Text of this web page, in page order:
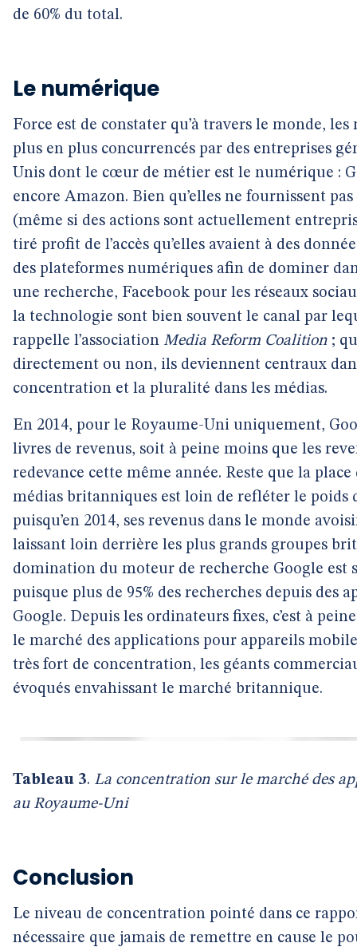
de 60% du total.
Le numérique
Force est de constater qu’à travers le monde,
plus en plus concurrencés par des entreprises
Unis dont le cœur de métier est le numérique :
encore Amazon. Bien qu’elles ne fournissent
(même si des actions sont actuellement
tiré profit de l’accès qu’elles avaient à des
des plateformes numériques afin de dominer
une recherche, Facebook pour les réseaux
la technologie sont bien souvent le canal par
rappelle l’association Media Reform Coalition ;
directement ou non, ils deviennent centraux
concentration et la pluralité dans les médias.
En 2014, pour le Royaume-Uni uniquement,
livres de revenus, soit à peine moins que les
redevance cette même année. Reste que la
médias britanniques est loin de refléter le poids
puisqu’en 2014, ses revenus dans le monde
laissant loin derrière les plus grands groupes
domination du moteur de recherche Google est
puisque plus de 95% des recherches depuis des
Google. Depuis les ordinateurs fixes, c’est à
le marché des applications pour appareils
très fort de concentration, les géants
évoqués envahissant le marché britannique.
Tableau 3. La concentration sur le marché des
au Royaume-Uni
Conclusion
Le niveau de concentration pointé dans ce
nécessaire que jamais de remettre en cause le